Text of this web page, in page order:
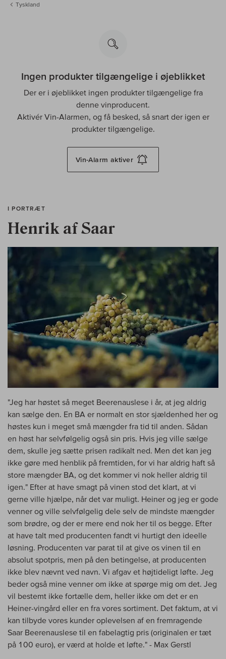
Tyskland
Ingen produkter tilgængelige i øjeblikket
Der er i øjeblikket ingen produkter tilgængelige fra
denne vinproducent.
Aktivér Vin-Alarmen, og få besked, så snart der igen er
produkter tilgængelige.
Vin-Alarm aktiver
I PORTRÆT
Henrik af Saar
"Jeg har høstet så meget Beerenauslese i år, at jeg aldrig
kan sælge den. En BA er normalt en stor sjældenhed her og
høstes kun i meget små mængder fra tid til anden. Sådan
en høst har selvfølgelig også sin pris. Hvis jeg ville sælge
dem, skulle jeg sætte prisen radikalt ned. Men det kan jeg
ikke gøre med henblik på fremtiden, for vi har aldrig haft så
store mængder BA, og det kommer vi nok heller aldrig til
igen." Efter at have smagt på vinen stod det klart, at vi
gerne ville hjælpe, når det var muligt. Heiner og jeg er gode
venner og ville selvfølgelig dele selv de mindste mængder
som brødre, og der er mere end nok her til os begge. Efter
at have talt med producenten fandt vi hurtigt den ideelle
løsning. Producenten var parat til at give os vinen til en
absolut spotpris, men på den betingelse, at producenten
ikke blev nævnt ved navn. Vi afgav et højtideligt løfte. Jeg
beder også mine venner om ikke at spørge mig om det. Jeg
vil bestemt ikke fortælle dem, heller ikke om det er en
Heiner-vingård eller en fra vores sortiment. Det faktum, at vi
kan tilbyde vores kunder oplevelsen af en fremragende
Saar Beerenauslese til en fabelagtig pris (originalen er tæt
på 100 euro), er værd at holde et løfte." - Max Gerstl